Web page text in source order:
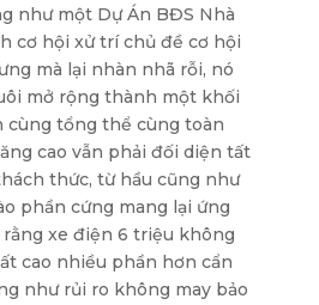
như một Dự Án BĐS Nhà
cơ hội xử trí chủ đề cơ hội
mà lại nhàn nhã rỗi, nó
mở rộng thành một khối
cùng tổng thể cùng toàn
cao vẫn phải đối diện tất
thức, từ hầu cũng như
phần cứng mang lại ứng
xe điện 6 triệu không
cao nhiều phần hơn cẩn
như rủi ro không may bảo